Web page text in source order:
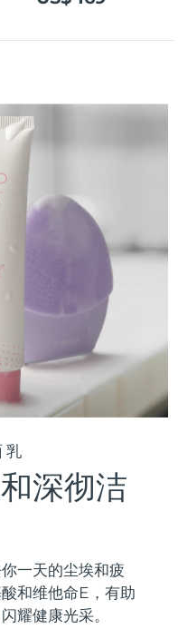
乳
深彻洁
一天的尘埃和疲
和维他命E，有助
耀健康光采。